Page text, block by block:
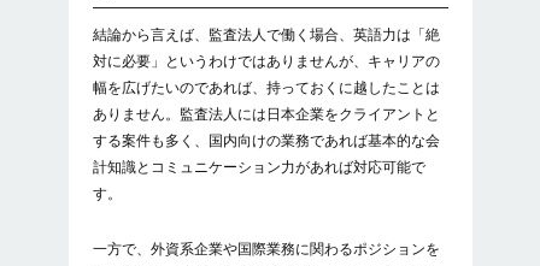
出
監査法人で働くうえで英語力をつけるメリット
昇進・異動に有利になる
海外駐在の機会を得られる
結論から言えば、監査法人で働く場合、英語力は「絶
対に必要」というわけではありませんが、キャリアの
幅を広げたいのであれば、持っておくに越したことは
ありません。監査法人には日本企業をクライアントと
する案件も多く、国内向けの業務であれば基本的な会
計知識とコミュニケーション力があれば対応可能で
す。
一方で、外資系企業や国際業務に関わるポジションを